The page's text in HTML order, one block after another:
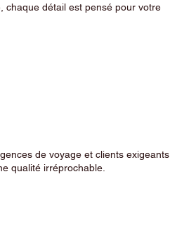
chaque détail est pensé pour votre
de voyage et clients exigeants.
qualité irréprochable.